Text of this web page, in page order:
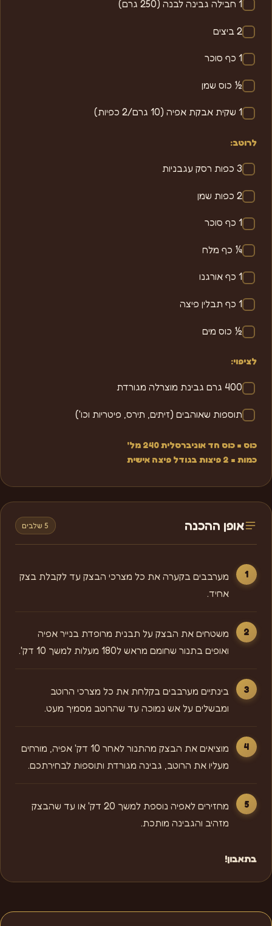
1 חבילה גבינה לבנה (250 גרם)
2 ביצים
1 כף סוכר
½ כוס שמן
1 שקית אבקת אפיה (10 גרם/2 כפיות)
לרוטב:
3 כפות רסק עגבניות
2 כפות שמן
1 כף סוכר
¼ כף מלח
1 כף אורגנו
1 כף תבלין פיצה
½ כוס מים
לציפוי:
400 גרם גבינת מוצרלה מגורדת
תוספות שאוהבים (זיתים, תירס, פיטריות וכו')
כוס = כוס חד אוניברסלית 240 מל'
כמות = 2 פיצות בגודל פיצה אישית
אופן ההכנה 5 שלבים
מערבבים בקערה את כל מצרכי הבצק עד לקבלת בצק
אחיד.
משטחים את הבצק על תבנית מרופדת בנייר אפיה
ואופים בתנור שחומם מראש ל180 מעלות למשך 10 דק'.
בינתיים מערבבים בקלחת את כל מצרכי הרוטב
ומבשלים על אש נמוכה עד שהרוטב מסמיך מעט.
מוציאים את הבצק מהתנור לאחר 10 דק' אפיה, מורחים
מעליו את הרוטב, גבינה מגורדת ותוספות לבחירתכם.
מחזירים לאפיה נוספת למשך 20 דק' או עד שהבצק
מזהיב והגבינה מותכת.
בתאבון!